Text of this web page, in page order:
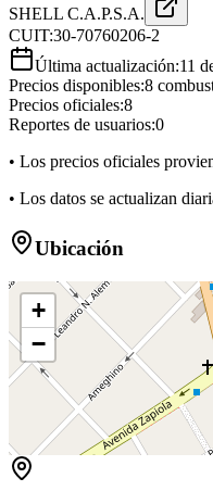
SHELL C.A.P.S.A.
CUIT:30-70760206-2
Última actualización:11
Precios disponibles:8
Precios oficiales:8
Reportes de usuarios:0
• Los precios oficiales
• Los datos se actualizan
Ubicación
+
−